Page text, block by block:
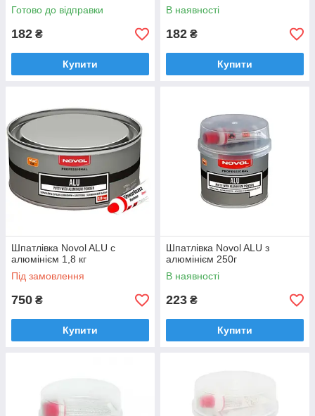
Готово до відправки
182 ₴
Купити
В наявності
182 ₴
Купити
Шпатлівка Novol ALU c
алюмінієм 1,8 кг
Під замовлення
750 ₴
Купити
Шпатлівка Novol ALU з
алюмінієм 250г
В наявності
223 ₴
Купити